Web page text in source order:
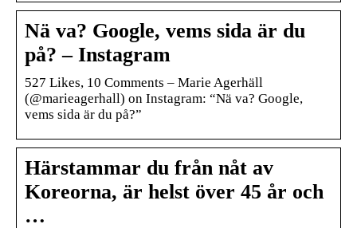
Nä va? Google, vems sida är du
på? – Instagram
527 Likes, 10 Comments – Marie Agerhäll
(@marieagerhall) on Instagram: “Nä va? Google,
vems sida är du på?”
Härstammar du från nåt av
Koreorna, är helst över 45 år och
…